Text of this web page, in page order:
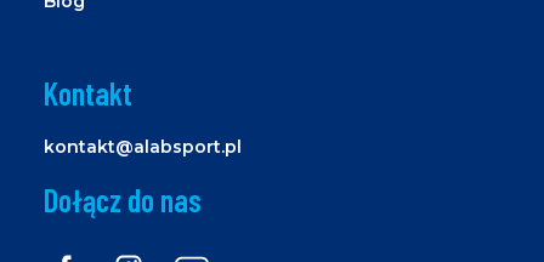
Kontakt
kontakt@alabsport.pl
Dołącz do nas